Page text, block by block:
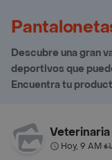
Descubre una gran
deportivos que
Encuentra tu
Hoy, 9 AM•